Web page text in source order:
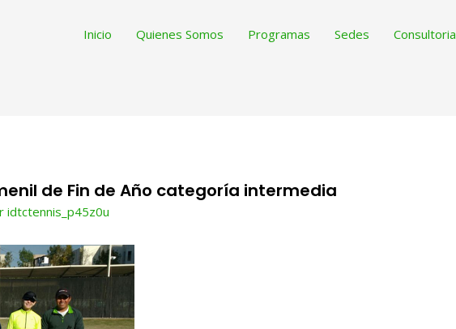
Inicio Quienes Somos Programas Sedes Consultoria
de Fin de Año categoría intermedia
idtctennis_p45z0u